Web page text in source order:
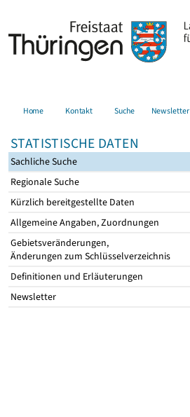
Home Kontakt Suche Newsletter
STATISTISCHE DATEN
Sachliche Suche
Regionale Suche
Kürzlich bereitgestellte Daten
Allgemeine Angaben, Zuordnungen
Gebietsveränderungen,
Änderungen zum Schlüsselverzeichnis
Definitionen und Erläuterungen
Newsletter